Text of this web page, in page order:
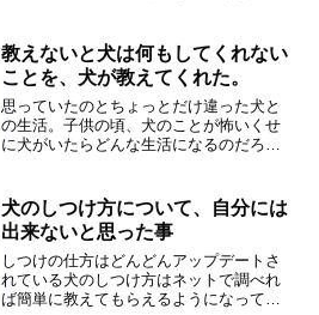
るのも嫌い。同じ空気を吸うのも嫌。も
しくは犬アレルギーがある...
教えないと犬は何もしてくれない
ことを、犬が教えてくれた。
思っていたのとちょっとだけ違った犬と
の生活。子供の頃、犬のことが怖いくせ
に犬がいたらどんな生活になるのだろう
ドラマなどの影響かと思います。犬と楽
しく遊び、寝る時もそばに...
犬のしつけ方について、自分には
出来ないと思った事
しつけの仕方はどんどんアップデートさ
れている犬のしつけ方はネットで調べれ
ば簡単に教えてもらえるようになってい